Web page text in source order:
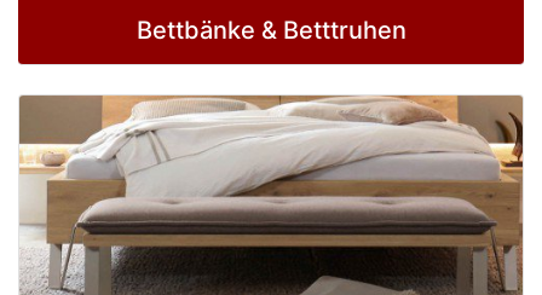
Bettbänke & Betttruhen